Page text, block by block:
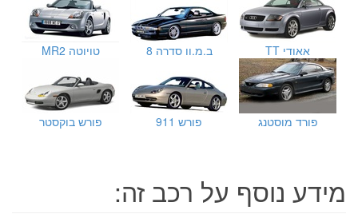
אאודי TT ב.מ.וו סדרה 8 טויוטה MR2
פורד מוסטנג פורש 911 פורש בוקסטר
מידע נוסף על רכב זה: